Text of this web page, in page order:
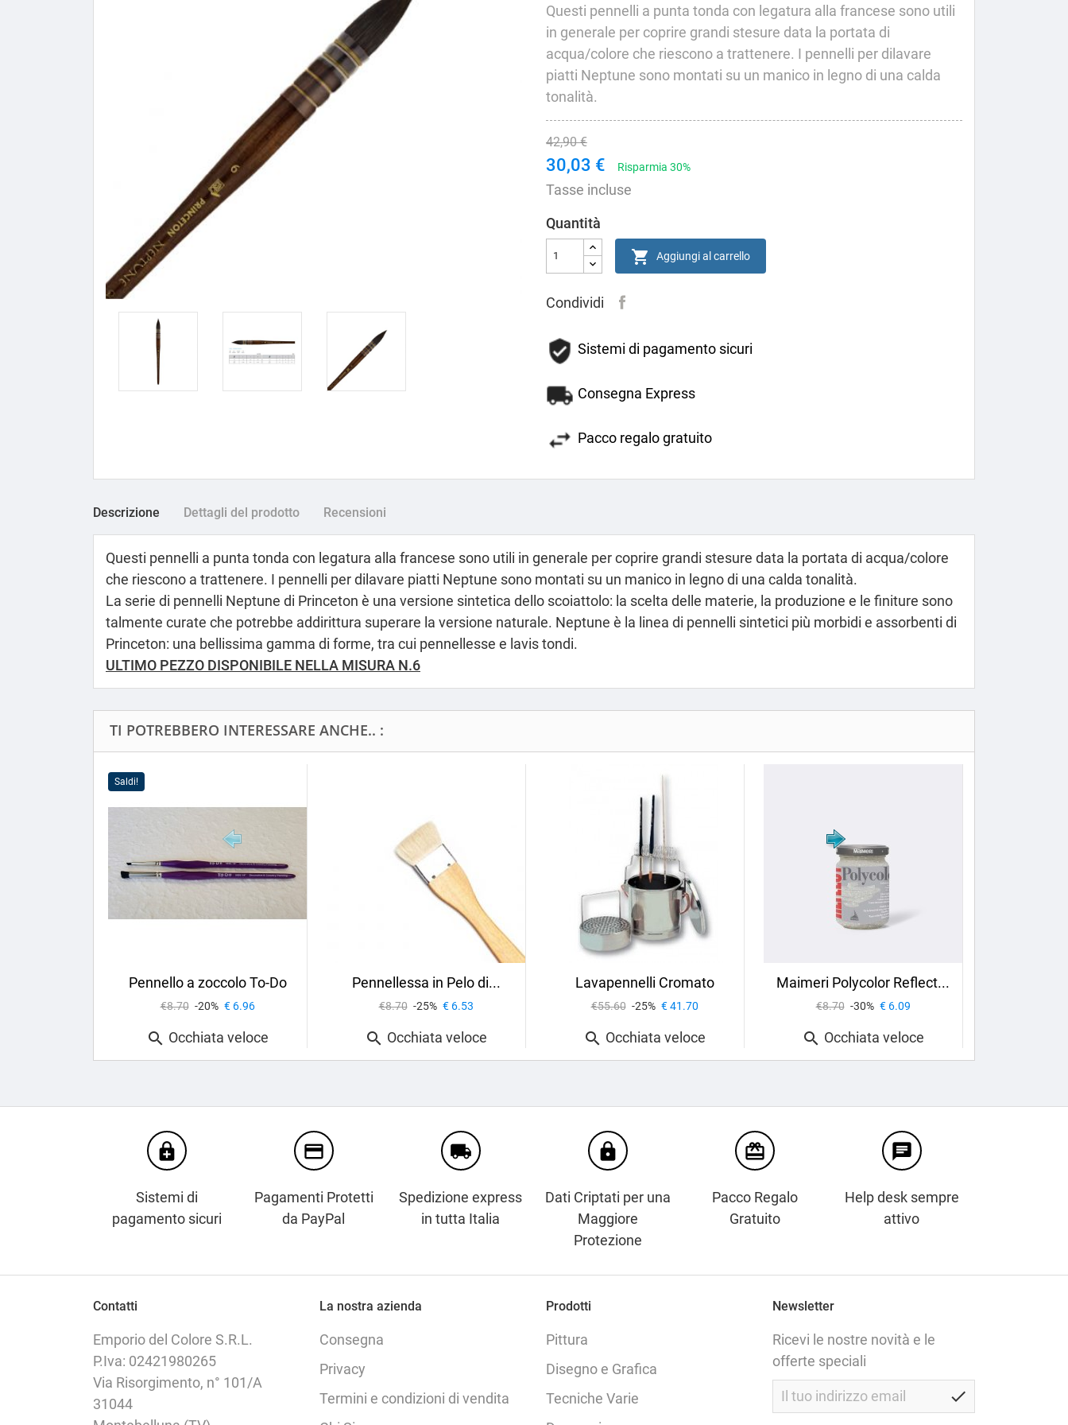
Questi pennelli a punta tonda con legatura alla francese sono utili
in generale per coprire grandi stesure data la portata di
acqua/colore che riescono a trattenere. I pennelli per dilavare
piatti Neptune sono montati su un manico in legno di una calda
tonalità.
42,90 €
30,03 € Risparmia 30%
Tasse incluse
Quantità
 Aggiungi al carrello
Condividi
Sistemi di pagamento sicuri
Consegna Express
Pacco regalo gratuito
Descrizione Dettagli del prodotto Recensioni
Questi pennelli a punta tonda con legatura alla francese sono utili in generale per coprire grandi stesure data la portata di acqua/colore
che riescono a trattenere. I pennelli per dilavare piatti Neptune sono montati su un manico in legno di una calda tonalità.
La serie di pennelli Neptune di Princeton è una versione sintetica dello scoiattolo: la scelta delle materie, la produzione e le finiture sono
talmente curate che potrebbe addirittura superare la versione naturale. Neptune è la linea di pennelli sintetici più morbidi e assorbenti di
Princeton: una bellissima gamma di forme, tra cui pennellesse e lavis tondi.
ULTIMO PEZZO DISPONIBILE NELLA MISURA N.6
TI POTREBBERO INTERESSARE ANCHE.. :
Pennello a zoccolo To-Do
€8.70 -20% € 6.96
 Occhiata veloce
Pennellessa in Pelo di...
€8.70 -25% € 6.53
 Occhiata veloce
Lavapennelli Cromato
€55.60 -25% € 41.70
 Occhiata veloce
Maimeri Polycolor Reflect...
€8.70 -30% € 6.09
Saldi!
 Occhiata veloce
enhanced_encryption
Sistemi di
pagamento sicuri
credit_card
Pagamenti Protetti
da PayPal
local_shipping
Spedizione express
in tutta Italia
https
Dati Criptati per una
Maggiore
Protezione
card_giftcard
Pacco Regalo
Gratuito
chat
Help desk sempre
attivo
Contatti
Emporio del Colore S.R.L.
P.Iva: 02421980265
Via Risorgimento, n° 101/A
31044
La nostra azienda
Consegna
Privacy
Termini e condizioni di vendita
Prodotti
Pittura
Disegno e Grafica
Tecniche Varie
Newsletter
Ricevi le nostre novità e le
offerte speciali
check